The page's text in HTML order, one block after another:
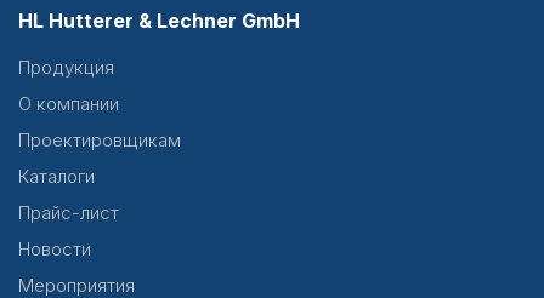
HL Hutterer & Lechner GmbH
Продукция
О компании
Проектировщикам
Каталоги
Прайс-лист
Новости
Мероприятия